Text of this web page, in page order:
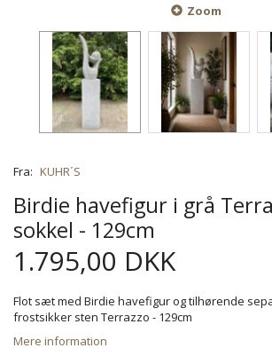
Zoom
Fra: KUHR´S
Birdie havefigur i grå
sokkel - 129cm
1.795,00 DKK
Flot sæt med Birdie havefigur og tilhørende
frostsikker sten Terrazzo - 129cm
Mere information